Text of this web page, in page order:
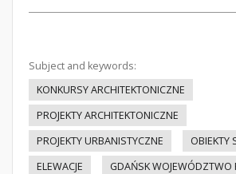
Subject and keywords:
KONKURSY ARCHITEKTONICZNE
PROJEKTY ARCHITEKTONICZNE
PROJEKTY URBANISTYCZNE
OBIEKTY
ELEWACJE
GDAŃSK WOJEWÓDZTWO